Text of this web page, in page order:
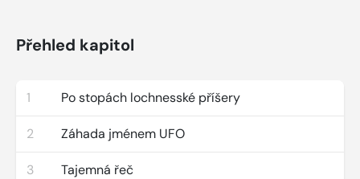
Přehled kapitol
1 Po stopách lochnesské příšery
2 Záhada jménem UFO
3 Tajemná řeč